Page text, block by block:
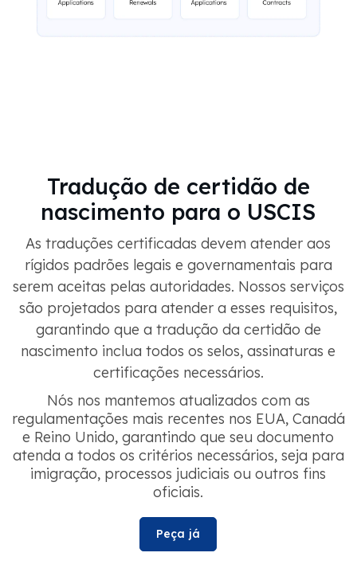
Tradução de certidão de
nascimento para o USCIS
As traduções certificadas devem atender aos
rígidos padrões legais e governamentais para
serem aceitas pelas autoridades. Nossos serviços
são projetados para atender a esses requisitos,
garantindo que a tradução da certidão de
nascimento inclua todos os selos, assinaturas e
certificações necessários.
Nós nos mantemos atualizados com as
regulamentações mais recentes nos EUA, Canadá
e Reino Unido, garantindo que seu documento
atenda a todos os critérios necessários, seja para
imigração, processos judiciais ou outros fins
oficiais.
Peça já